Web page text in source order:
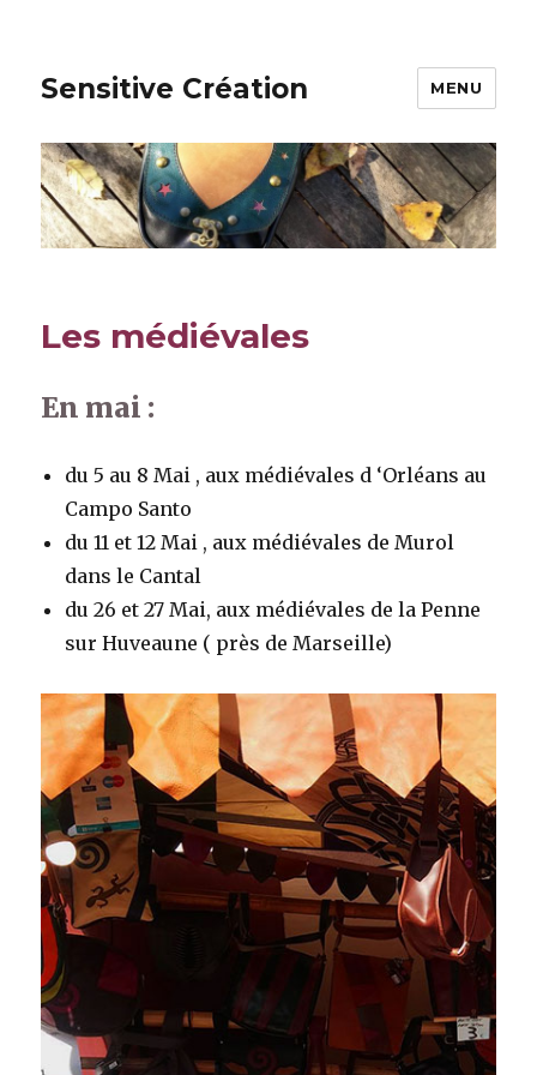
Sensitive Création MENU
Les médiévales
En mai :
du 5 au 8 Mai , aux médiévales d ‘Orléans au
Campo Santo
du 11 et 12 Mai , aux médiévales de Murol
dans le Cantal
du 26 et 27 Mai, aux médiévales de la Penne
sur Huveaune ( près de Marseille)